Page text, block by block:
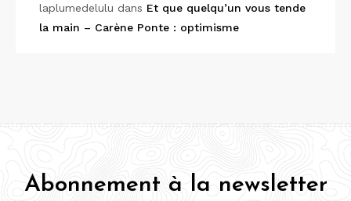
laplumedelulu dans Et que quelqu’un vous tende
la main – Carène Ponte : optimisme
Abonnement à la newsletter